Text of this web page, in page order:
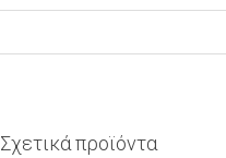
Σχετικά προϊόντα